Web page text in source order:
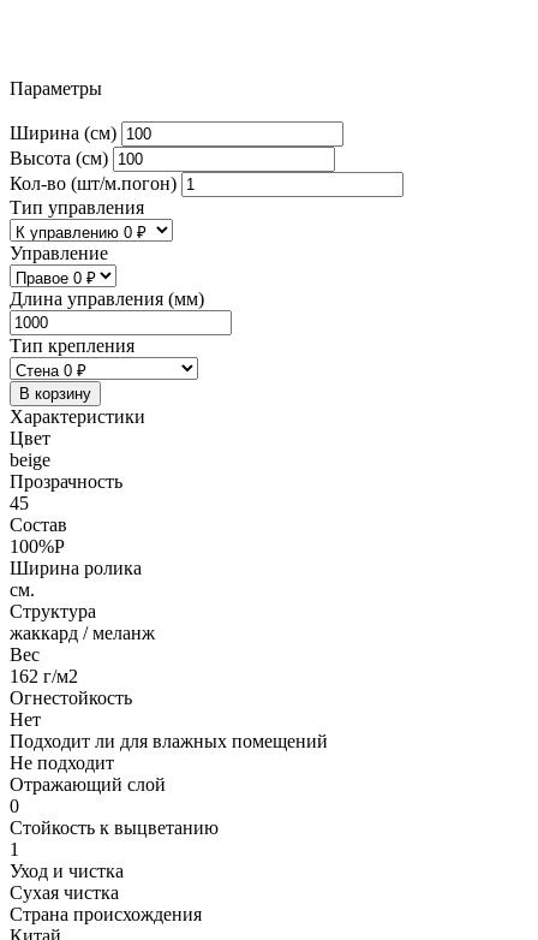
Параметры
Ширина (см)
Высота (см)
Кол-во (шт/м.погон)
Тип управления
Управление
Длина управления (мм)
Тип крепления
В корзину
Характеристики
Цвет
beige
Прозрачность
45
Состав
100%P
Ширина ролика
см.
Структура
жаккард / меланж
Вес
162 г/м2
Огнестойкость
Нет
Подходит ли для влажных помещений
Не подходит
Отражающий слой
0
Стойкость к выцветанию
1
Уход и чистка
Сухая чистка
Страна происхождения